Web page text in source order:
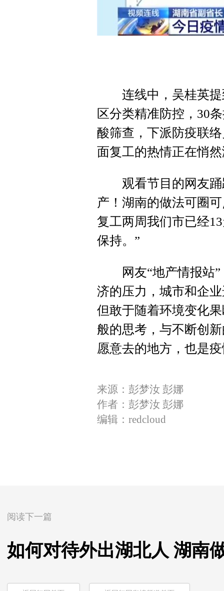
连线中，吴桂英提
区分类精准防控，30
酸筛查，下派防疫联
面复工的热情正在悄
观看节目的网友踊
产！湖南的做法可圈
复工两周我们市已经
保持。”
网友“地产情报站”
济的压力，城市和企
但敢于随着环境变化
般的思考，与不断创
愿意去的地方，也是
来源：彭梦汝 彭娜
作者：彭梦汝 彭娜
编辑：redcloud
阅读下一篇
如何对待外出湖北人 湖南